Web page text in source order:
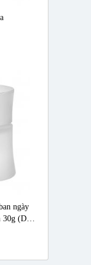
ngày
30g (Date